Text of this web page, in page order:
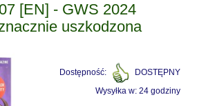
[EN] - GWS 2024
uszkodzona
Dostępność:
DOSTĘPNY
Wysyłka w: 24 godziny